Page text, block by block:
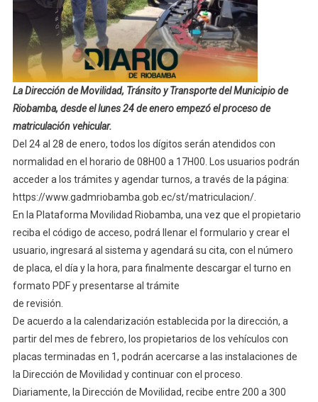
La Dirección de Movilidad, Tránsito y Transporte del Municipio de
Riobamba, desde el lunes 24 de enero empezó el proceso de
matriculación vehicular.
Del 24 al 28 de enero, todos los dígitos serán atendidos con
normalidad en el horario de 08H00 a 17H00. Los usuarios podrán
acceder a los trámites y agendar turnos, a través de la página:
https://www.gadmriobamba.gob.ec/st/matriculacion/.
En la Plataforma Movilidad Riobamba, una vez que el propietario
reciba el código de acceso, podrá llenar el formulario y crear el
usuario, ingresará al sistema y agendará su cita, con el número
de placa, el día y la hora, para finalmente descargar el turno en
formato PDF y presentarse al trámite
de revisión.
De acuerdo a la calendarización establecida por la dirección, a
partir del mes de febrero, los propietarios de los vehículos con
placas terminadas en 1, podrán acercarse a las instalaciones de
la Dirección de Movilidad y continuar con el proceso.
Diariamente, la Dirección de Movilidad, recibe entre 200 a 300